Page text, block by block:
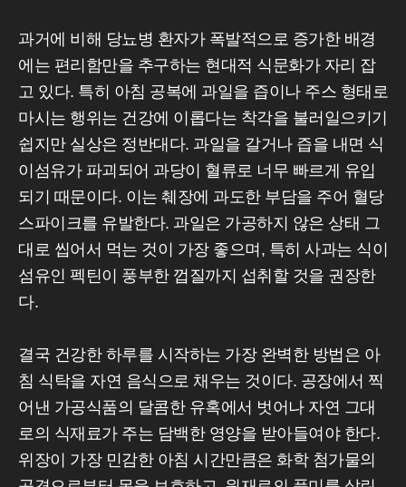
과거에 비해 당뇨병 환자가 폭발적으로 증가한 배경
에는 편리함만을 추구하는 현대적 식문화가 자리 잡
고 있다. 특히 아침 공복에 과일을 즙이나 주스 형태로
마시는 행위는 건강에 이롭다는 착각을 불러일으키기
쉽지만 실상은 정반대다. 과일을 갈거나 즙을 내면 식
이섬유가 파괴되어 과당이 혈류로 너무 빠르게 유입
되기 때문이다. 이는 췌장에 과도한 부담을 주어 혈당
스파이크를 유발한다. 과일은 가공하지 않은 상태 그
대로 씹어서 먹는 것이 가장 좋으며, 특히 사과는 식이
섬유인 펙틴이 풍부한 껍질까지 섭취할 것을 권장한
다.
결국 건강한 하루를 시작하는 가장 완벽한 방법은 아
침 식탁을 자연 음식으로 채우는 것이다. 공장에서 찍
어낸 가공식품의 달콤한 유혹에서 벗어나 자연 그대
로의 식재료가 주는 담백한 영양을 받아들여야 한다.
위장이 가장 민감한 아침 시간만큼은 화학 첨가물의